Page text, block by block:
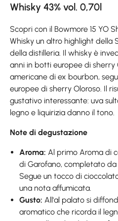
Whisky 43% vol. 0,70l
Scopri con il Bowmore 15 YO
Whisky un altro highlight della
della distilleria. Il whisky è
anni in botti europee di sherry
americane di ex bourbon,
europee di sherry Oloroso. Il
gustativo interessante: uva
legno e liquirizia danno il tono.
Note di degustazione
Aroma: Al primo Aroma di
di Garofano, completato
Segue un tocco di
una nota affumicata.
Gusto: All'al palato si
aromatico che ricorda il